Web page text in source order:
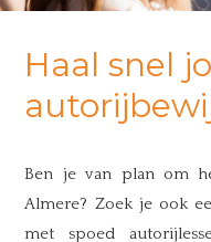
Haal snel
Ben je van plan om
Almere? Zoek je ook
met spoed